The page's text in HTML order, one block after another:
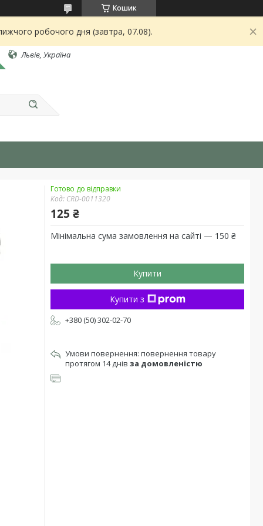
Кошик
робочого дня (завтра, 07.08).
Львів, Україна
Готово до відправки
Код: CRD-0011320
125 ₴
Мінімальна сума замовлення на сайті — 150 ₴
Купити
Купити з
+380 (50) 302-02-70
повернення товару
протягом 14 днів за домовленістю